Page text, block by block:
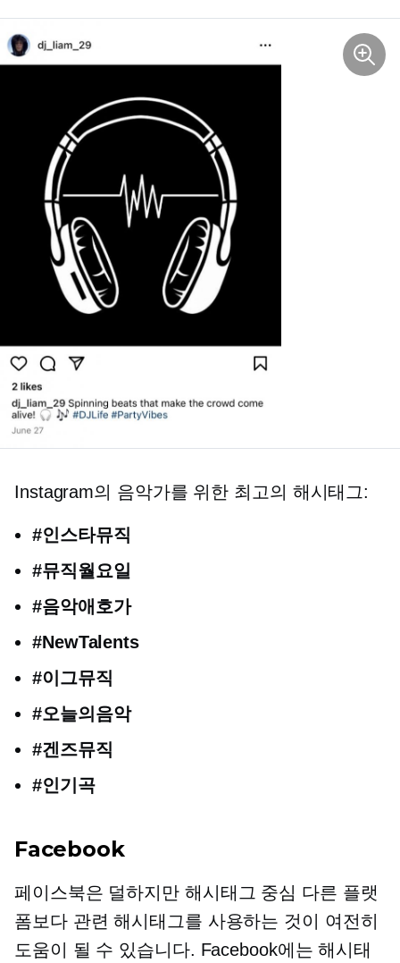
Instagram의 음악가를 위한 최고의 해시태그:
#인스타뮤직
#뮤직월요일
#음악애호가
#NewTalents
#이그뮤직
#오늘의음악
#겐즈뮤직
#인기곡
Facebook
페이스북은 덜하지만 해시태그 중심 다른 플랫
폼보다 관련 해시태그를 사용하는 것이 여전히
도움이 될 수 있습니다. Facebook에는 해시태